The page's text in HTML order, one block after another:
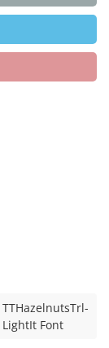
TTHazelnutsTrl-
LightIt Font